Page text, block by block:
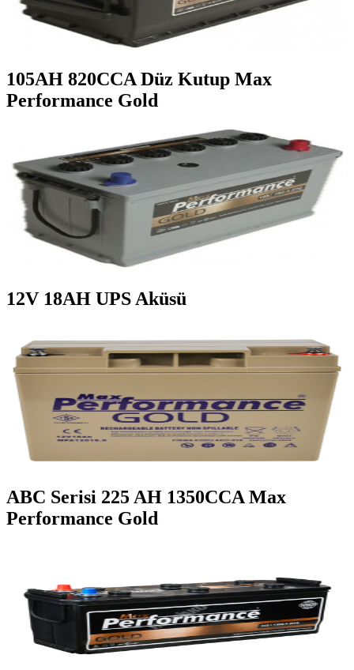
105AH 820CCA Düz Kutup Max
Performance Gold
12V 18AH UPS Aküsü
ABC Serisi 225 AH 1350CCA Max
Performance Gold